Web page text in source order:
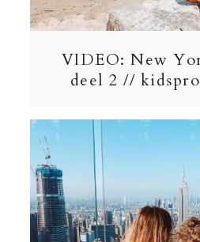
VIDEO: New
deel 2 //